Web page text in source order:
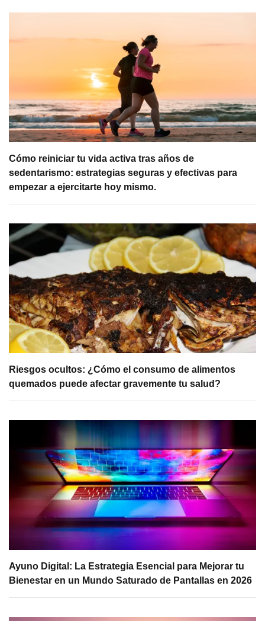
Cómo reiniciar tu vida activa tras años de
sedentarismo: estrategias seguras y efectivas para
empezar a ejercitarte hoy mismo.
Riesgos ocultos: ¿Cómo el consumo de alimentos
quemados puede afectar gravemente tu salud?
Ayuno Digital: La Estrategia Esencial para Mejorar tu
Bienestar en un Mundo Saturado de Pantallas en 2026